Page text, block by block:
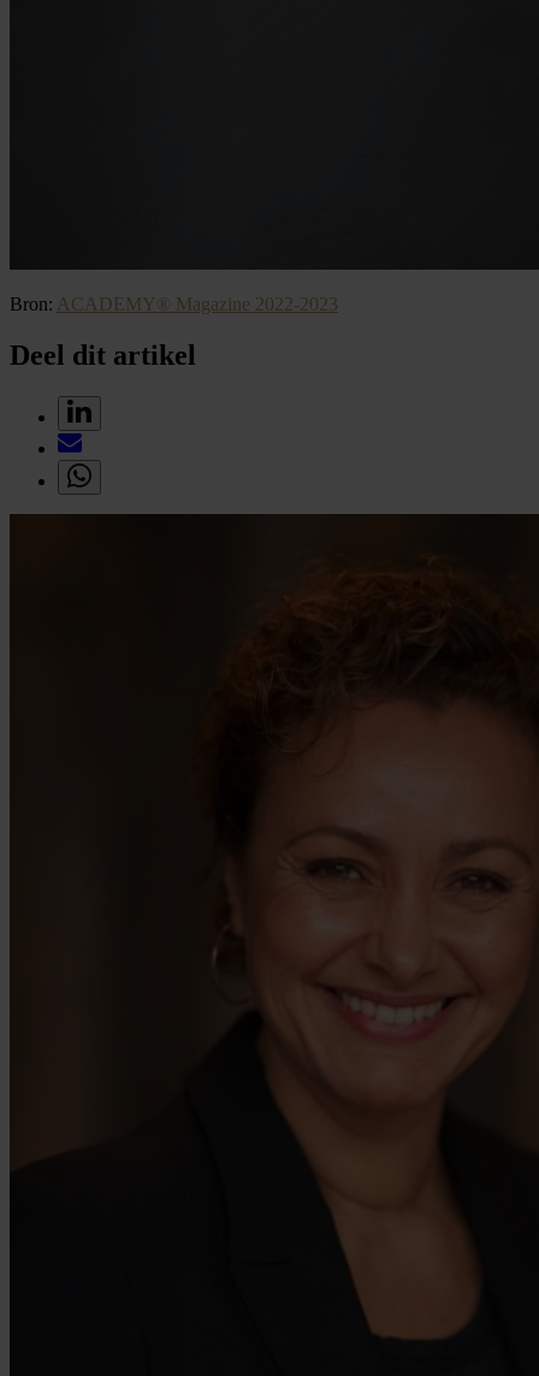
Bron: ACADEMY® Magazine 2022-2023
Deel dit artikel